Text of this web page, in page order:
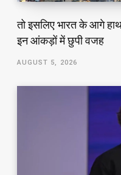
तो इसलिए भारत के आगे
इन आंकड़ों में छुपी वजह
AUGUST 5, 2026